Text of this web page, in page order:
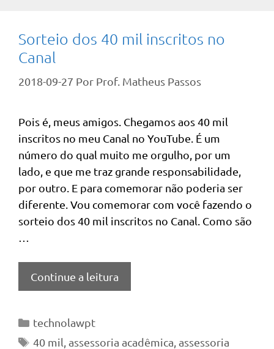
Sorteio dos 40 mil inscritos no
Canal
2018-09-27 Por Prof. Matheus Passos
Pois é, meus amigos. Chegamos aos 40 mil
inscritos no meu Canal no YouTube. É um
número do qual muito me orgulho, por um
lado, e que me traz grande responsabilidade,
por outro. E para comemorar não poderia ser
diferente. Vou comemorar com você fazendo o
sorteio dos 40 mil inscritos no Canal. Como são
Continue a leitura
Categorias
technolawpt
Tags
40 mil assessoria acadêmica assessoria